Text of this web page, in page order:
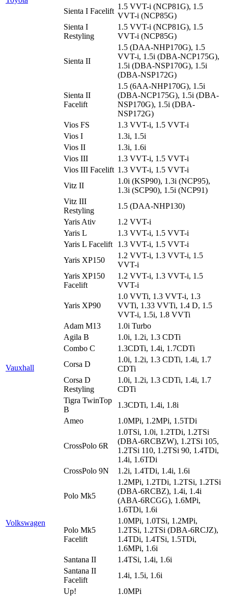
Sienta I Facelift
1.5 VVT-i (NCP81G), 1.5
VVT-i (NCP85G)
Sienta I
Restyling
1.5 VVT-i (NCP81G), 1.5
VVT-i (NCP85G)
Sienta II
1.5 (DAA-NHP170G), 1.5
VVT-i, 1.5i (DBA-NCP175G),
1.5i (DBA-NSP170G), 1.5i
(DBA-NSP172G)
Sienta II
Facelift
1.5 (6AA-NHP170G), 1.5i
(DBA-NCP175G), 1.5i (DBA-
NSP170G), 1.5i (DBA-
NSP172G)
Vios FS
1.3 VVT-i, 1.5 VVT-i
Vios I
1.3i, 1.5i
Vios II
1.3i, 1.6i
Vios III
1.3 VVT-i, 1.5 VVT-i
Vios III Facelift 1.3 VVT-i, 1.5 VVT-i
Vitz II
1.0i (KSP90), 1.3i (NCP95),
1.3i (SCP90), 1.5i (NCP91)
Vitz III
Restyling
1.5 (DAA-NHP130)
Yaris Ativ
1.2 VVT-i
Yaris L
1.3 VVT-i, 1.5 VVT-i
Yaris L Facelift
1.3 VVT-i, 1.5 VVT-i
Yaris XP150
1.2 VVT-i, 1.3 VVT-i, 1.5
VVT-i
Yaris XP150
Facelift
1.2 VVT-i, 1.3 VVT-i, 1.5
VVT-i
Yaris XP90
1.0 VVTi, 1.3 VVT-i, 1.3
VVTi, 1.33 VVTi, 1.4 D, 1.5
VVT-i, 1.5i, 1.8 VVTi
Vauxhall
Adam M13
1.0i Turbo
Agila B
1.0i, 1.2i, 1.3 CDTi
Combo C
1.3CDTi, 1.4i, 1.7CDTi
Corsa D
1.0i, 1.2i, 1.3 CDTi, 1.4i, 1.7
CDTi
Corsa D
Restyling
1.0i, 1.2i, 1.3 CDTi, 1.4i, 1.7
CDTi
Tigra TwinTop
B
1.3CDTi, 1.4i, 1.8i
Volkswagen
Ameo 1.0MPi, 1.2MPi, 1.5TDi
CrossPolo 6R
1.0TSi, 1.0i, 1.2TDi, 1.2TSi
(DBA-6RCBZW), 1.2TSi 105,
1.2TSi 110, 1.2TSi 90, 1.4TDi,
1.4i, 1.6TDi
CrossPolo 9N
1.2i, 1.4TDi, 1.4i, 1.6i
Polo Mk5
1.2MPi, 1.2TDi, 1.2TSi, 1.2TSi
(DBA-6RCBZ), 1.4i, 1.4i
(ABA-6RCGG), 1.6MPi,
1.6TDi, 1.6i
Polo Mk5
Facelift
1.0MPi, 1.0TSi, 1.2MPi,
1.2TSi, 1.2TSi (DBA-6RCJZ),
1.4TDi, 1.4TSi, 1.5TDi,
1.6MPi, 1.6i
Santana II
1.4TSi, 1.4i, 1.6i
Santana II
Facelift
1.4i, 1.5i, 1.6i
Up!
1.0MPi